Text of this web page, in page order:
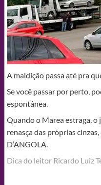
A maldição passa até pra
Se você passar por perto,
espontânea.
Quando o Marea estraga, o
renasça das próprias
D’ANGOLA.
Dica do leitor Ricardo Luiz